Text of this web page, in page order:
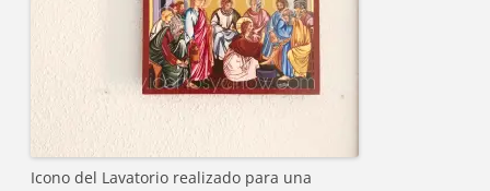
Icono del Lavatorio realizado para una